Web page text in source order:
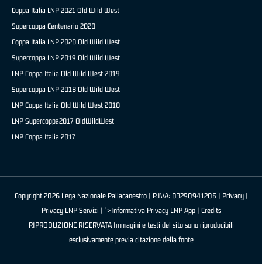
Coppa Italia LNP 2021 Old Wild West
Supercoppa Centenario 2020
Coppa Italia LNP 2020 Old Wild West
Supercoppa LNP 2019 Old Wild West
LNP Coppa Italia Old Wild West 2019
Supercoppa LNP 2018 Old Wild West
LNP Coppa Italia Old Wild West 2018
LNP Supercoppa2017 OldWildWest
LNP Coppa Italia 2017
Copyright 2026 Lega Nazionale Pallacanestro | P.IVA: 03290941206 | Privacy|
Privacy LNP Servizi | ">Informativa Privacy LNP App | Credits
RIPRODUZIONE RISERVATA Immagini e testi del sito sono riproducibili
esclusivamente previa citazione della fonte